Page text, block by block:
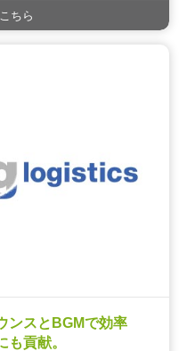
ちら
ンスとBGMで効率
貢献。